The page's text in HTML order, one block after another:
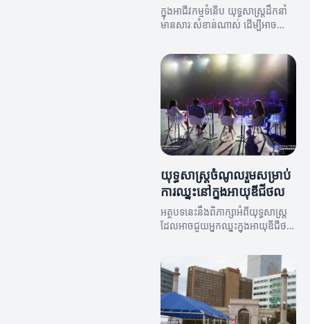
ក្នុងអាជីវកម្មទំនើប យុទ្ធសាស្រ្តដឹកនាំ
មានសារៈសំខាន់ណាស់ ដើម្បីអាច
និងអភិវឌ្ឍន៍ជោគជ័យ។
យុទ្ធសាស្ត្រ​ចំណូលរួមសម្រាប់
ការឈ្នះនៅក្នុងអាយុឌីជីថល
អត្ថបទនេះនឹងពិភាក្សាអំពីយុទ្ធសាស្ត្រ
ដែលអាចជួយអ្នកឈ្នះក្នុងអាយុឌីជីថល